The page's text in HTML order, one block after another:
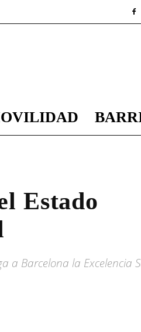
Estado
a Barcelona la Excelencia